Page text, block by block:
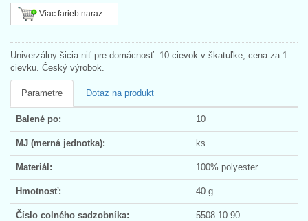
Viac farieb naraz ...
Univerzálny šicia niť pre domácnosť. 10 cievok v škatuľke, cena za 1
cievku. Český výrobok.
Parametre Dotaz na produkt
Balené po: 10
MJ (merná jednotka): ks
Materiál: 100% polyester
Hmotnosť: 40 g
Číslo colného sadzobníka: 5508 10 90